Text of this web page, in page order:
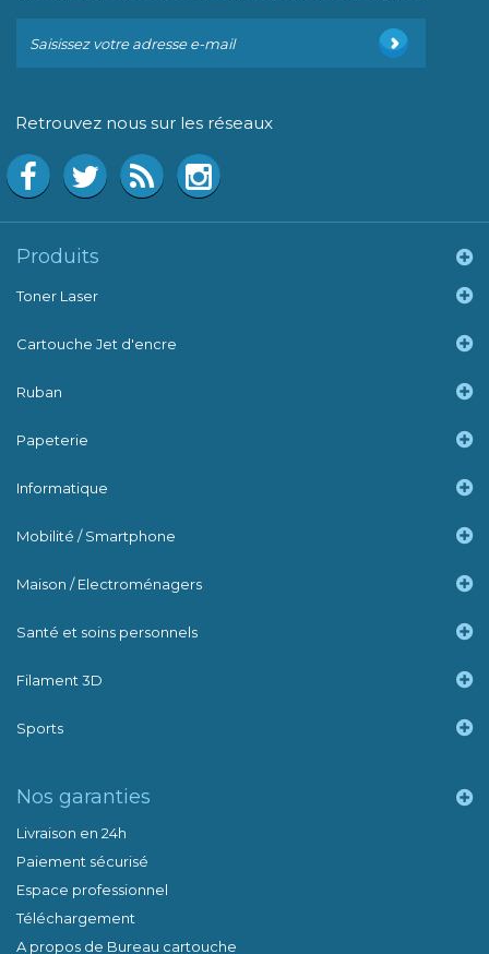
Retrouvez nous sur les réseaux
Produits
Toner Laser
Cartouche Jet d'encre
Ruban
Papeterie
Informatique
Mobilité / Smartphone
Maison / Electroménagers
Santé et soins personnels
Filament 3D
Sports
Nos garanties
Livraison en 24h
Paiement sécurisé
Espace professionnel
Téléchargement
A propos de Bureau cartouche